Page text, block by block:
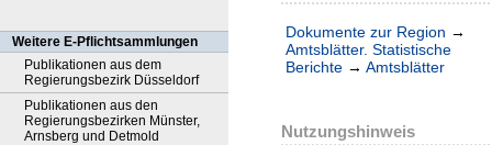
Weitere E-Pflichtsammlungen
Publikationen aus dem
Regierungsbezirk Düsseldorf
Publikationen aus den
Regierungsbezirken Münster,
Arnsberg und Detmold
Dokumente zur Region →
Amtsblätter. Statistische
Berichte → Amtsblätter
Nutzungshinweis